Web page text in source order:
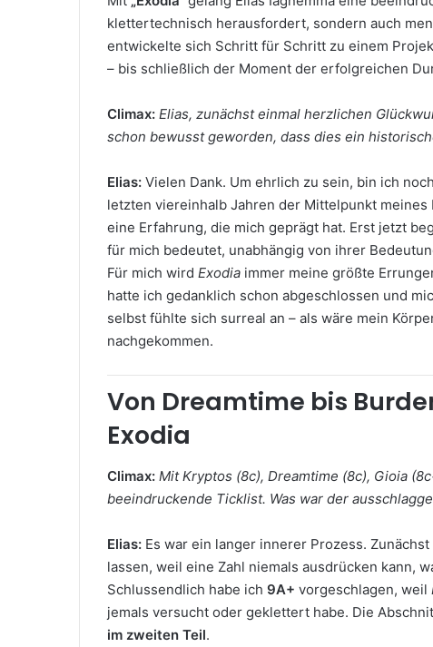
klettertechnisch herausfordert, sondern auch
entwickelte sich Schritt für Schritt zu einem
– bis schließlich der Moment der erfolgreichen
Climax: Elias, zunächst einmal herzlichen
schon bewusst geworden, dass dies ein
Elias: Vielen Dank. Um ehrlich zu sein, bin ich
letzten viereinhalb Jahren der Mittelpunkt meines
eine Erfahrung, die mich geprägt hat. Erst jetzt
für mich bedeutet, unabhängig von ihrer
Für mich wird Exodia immer meine größte
hatte ich gedanklich schon abgeschlossen und
selbst fühlte sich surreal an – als wäre mein
nachgekommen.
Von Dreamtime bis
Exodia
Climax: Mit Kryptos (8c), Dreamtime (8c), Gioia
beeindruckende Ticklist. Was war der
Elias: Es war ein langer innerer Prozess.
lassen, weil eine Zahl niemals ausdrücken kann,
Schlussendlich habe ich 9A+ vorgeschlagen, weil
jemals versucht oder geklettert habe. Die
im zweiten Teil.